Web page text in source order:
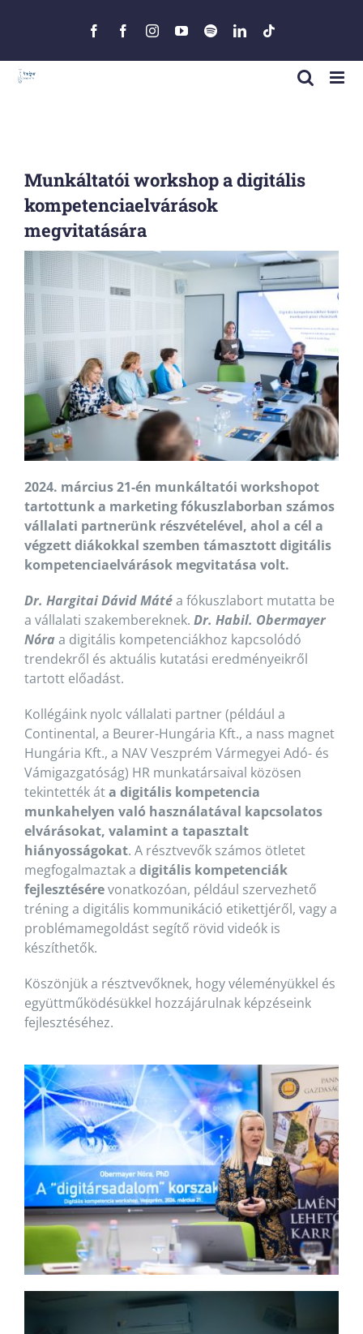
FacebookFacebookInstagramYouTube
SpotifyLinkedIn
Munkáltatói workshop a digitális
kompetenciaelvárások
megvitatására
2024. március 21-én munkáltatói workshopot
tartottunk a marketing fókuszlaborban számos
vállalati partnerünk részvételével, ahol a cél a
végzett diákokkal szemben támasztott digitális
kompetenciaelvárások megvitatása volt.
Dr. Hargitai Dávid Mátéa fókuszlabort mutatta be
a vállalati szakembereknek. Dr. Habil. Obermayer
Nóra a digitális kompetenciákhoz kapcsolódó
trendekről és aktuális kutatási eredményeikről
tartott előadást.
Kollégáink nyolc vállalati partner (például a
Continental, a Beurer-Hungária Kft., a nass magnet
Hungária Kft., a NAV Veszprém Vármegyei Adó- és
Vámigazgatóság) HR munkatársaival közösen
tekintették áta digitális kompetencia
munkahelyen való használatával kapcsolatos
elvárásokat, valamint a tapasztalt
hiányosságokat. A résztvevők számos ötletet
megfogalmaztak a digitális kompetenciák
fejlesztésérevonatkozóan, például szervezhető
tréning a digitális kommunikáció etikettjéről, vagy a
problémamegoldást segítő rövid videók is
készíthetők.
Köszönjük a résztvevőknek, hogy véleményükkel és
együttműködésükkel hozzájárulnak képzéseink
fejlesztéséhez.